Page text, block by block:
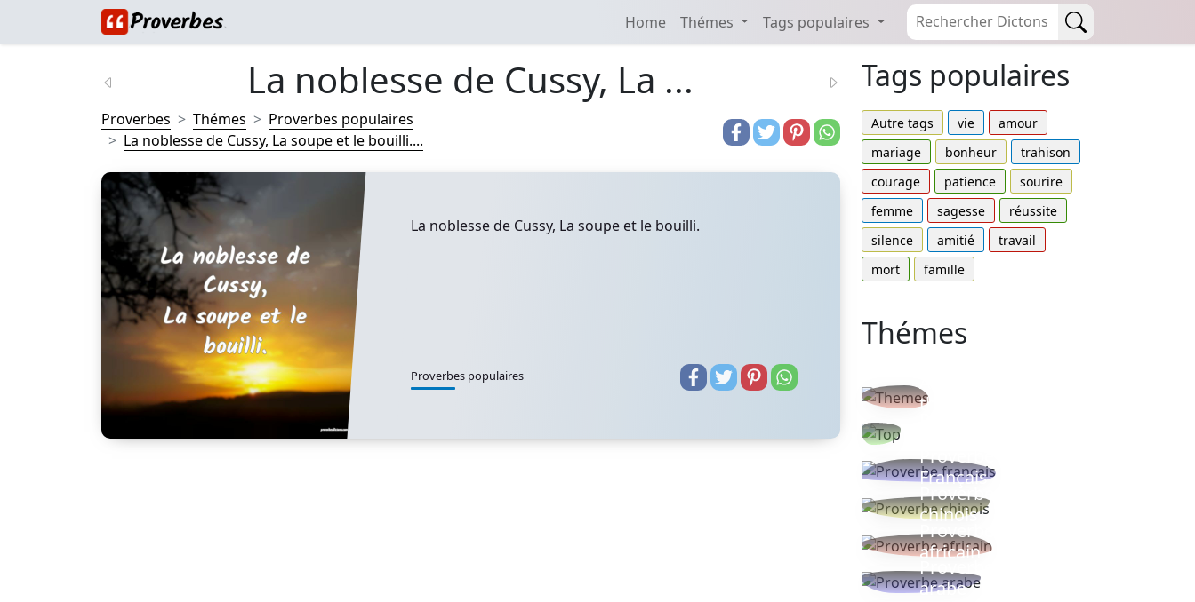
Home Thémes Tags populaires
La noblesse de Cussy, La ...
Proverbes Thémes
Proverbes populaires
La noblesse de Cussy, La soupe et le bouilli....
La noblesse de Cussy, La soupe et le bouilli.
Proverbes populaires
Tags populaires
Autre tags vie
amour
mariage
bonheur
trahison
courage
patience
sourire
femme
sagesse
réussite
silence
amitié
travail
mort
famille
Thémes
thèmes
Proverbe
Français
Proverbe
chinois
Proverbe
africain
Proverbe
arabe